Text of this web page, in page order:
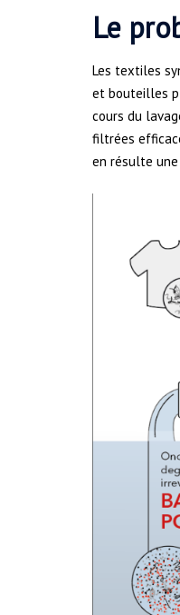
Le
Les textiles
et bouteilles
cours du
filtrées
en résulte